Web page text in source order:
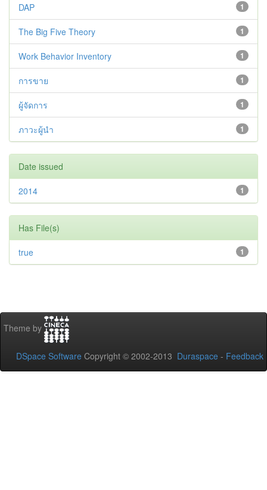
1
DAP
1
The Big Five Theory
1
Work Behavior Inventory
1
การขาย
1
ผู้จัดการ
1
ภาวะผู้นำ
Date issued
1
2014
Has File(s)
1
true
Theme by
DSpace Software Copyright © 2002-2013 Duraspace - Feedback